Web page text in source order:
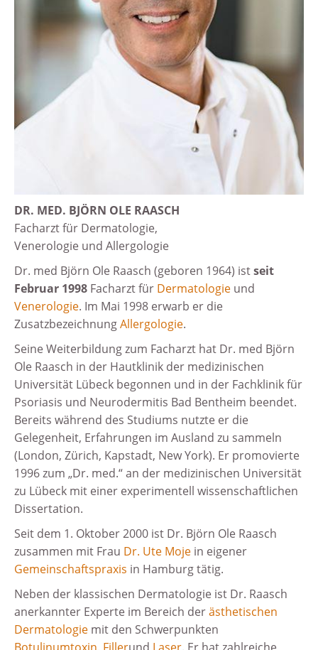
DR. MED. BJÖRN OLE RAASCH
Facharzt für Dermatologie,
Venerologie und Allergologie
Dr. med Björn Ole Raasch (geboren 1964) istseit
Februar 1998 Facharzt für Dermatologie und
Venerologie. Im Mai 1998 erwarb er die
ZusatzbezeichnungAllergologie.
Seine Weiterbildung zum Facharzt hat Dr. med Björn
Ole Raasch in der Hautklinik der medizinischen
Universität Lübeck begonnen und in der Fachklinik für
Psoriasis und Neurodermitis Bad Bentheim beendet.
Bereits während des Studiums nutzte er die
Gelegenheit, Erfahrungen im Ausland zu sammeln
(London, Zürich, Kapstadt, New York). Er promovierte
1996 zum „Dr. med.“ an der medizinischen Universität
zu Lübeck mit einer experimentell wissenschaftlichen
Dissertation.
Seit dem 1. Oktober 2000 ist Dr. Björn Ole Raasch
zusammen mit Frau Dr. Ute Moje in eigener
Gemeinschaftspraxis in Hamburg tätig.
Neben der klassischen Dermatologie ist Dr. Raasch
anerkannter Experte im Bereich derästhetischen
Dermatologie mit den Schwerpunkten